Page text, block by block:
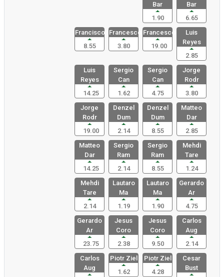
Bar
1.90
Bar
6.65
Francisco
8.55
Francesco
3.80
Francesco
19.00
Luis
Reyes
2.85
Luis
Reyes
14.25
Sergio
Can
1.62
Sergio
Can
4.75
Jorge
Rodr
3.80
Jorge
Rodr
19.00
Denzel
Dum
2.14
Denzel
Dum
8.55
Matteo
Dar
2.85
Matteo
Dar
14.25
Sergio
Ram
2.14
Sergio
Ram
8.55
Mehdi
Tare
1.24
Mehdi
Tare
2.14
Lautaro
Ma
1.19
Lautaro
Ma
1.90
Gerardo
Ar
4.75
Gerardo
Ar
23.75
Jesus
Coro
2.38
Jesus
Coro
9.50
Carlos
Aug
2.14
Carlos
Aug
Piotr Ziel
1.62
Piotr Ziel
4.28
Cesar
Bust